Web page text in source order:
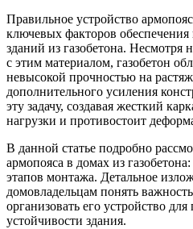
Правильное устройство
ключевых факторов
зданий из газобетона. Несмотря
с этим материалом, газобетон
невысокой прочностью на
дополнительного усиления
эту задачу, создавая жесткий
нагрузки и противостоит
В данной статье подробно
армопояса в домах из
этапов монтажа. Детальное
домовладельцам понять
организовать его устройство
устойчивости здания.